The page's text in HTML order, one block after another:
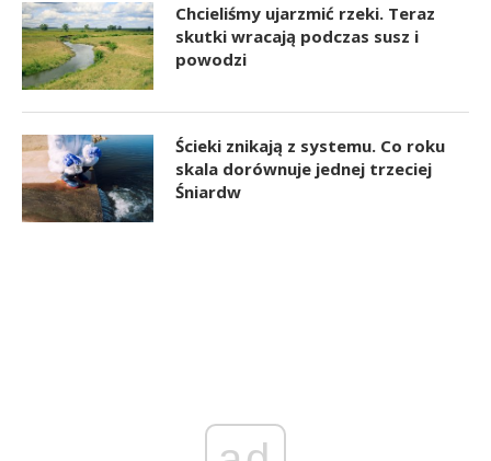
Chcieliśmy ujarzmić rzeki. Teraz
skutki wracają podczas susz i
powodzi
Ścieki znikają z systemu. Co roku
skala dorównuje jednej trzeciej
Śniardw